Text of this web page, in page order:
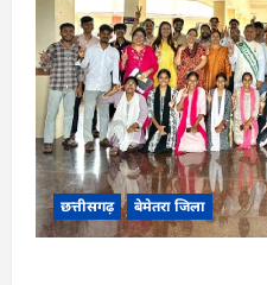
छत्तीसगढ़ बेमेतरा जिला